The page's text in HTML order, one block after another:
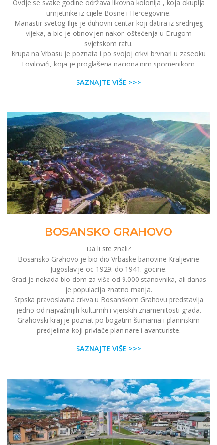
Ovdje se svake godine održava likovna kolonija , koja okuplja
umjetnike iz cijele Bosne i Hercegovine.
Manastir svetog Ilije je duhovni centar koji datira iz srednjeg
vijeka, a bio je obnovljen nakon oštećenja u Drugom
svjetskom ratu.
Krupa na Vrbasu je poznata i po svojoj crkvi brvnari u zaseoku
Tovilovići, koja je proglašena nacionalnim spomenikom.
SAZNAJTE VIŠE >>>
BOSANSKO GRAHOVO
Da li ste znali?
Bosansko Grahovo je bio dio Vrbaske banovine Kraljevine
Jugoslavije od 1929. do 1941. godine.
Grad je nekada bio dom za više od 9.000 stanovnika, ali danas
je populacija znatno manja.
Srpska pravoslavna crkva u Bosanskom Grahovu predstavlja
jedno od najvažnijih kulturnih i vjerskih znamenitosti grada.
Grahovski kraj je poznat po bogatim šumama i planinskim
predjelima koji privlače planinare i avanturiste.
SAZNAJTE VIŠE >>>